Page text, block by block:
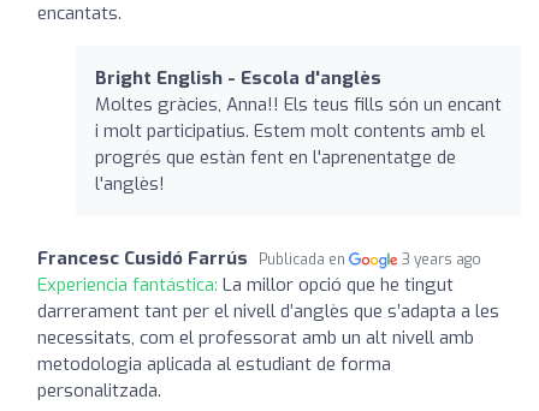
encantats.
Bright English - Escola d'anglès
Moltes gràcies, Anna!! Els teus fills són un encant
i molt participatius. Estem molt contents amb el
progrés que estàn fent en l'aprenentatge de
l'anglès!
Francesc Cusidó Farrús Publicada en 3 years ago
Experiencia fantástica: La millor opció que he tingut
darrerament tant per el nivell d’anglès que s’adapta a les
necessitats, com el professorat amb un alt nivell amb
metodologia aplicada al estudiant de forma
personalitzada.